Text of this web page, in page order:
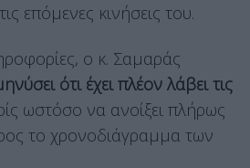
επόμενες κινήσεις του.
ο κ. Σαμαράς
ότι έχει πλέον λάβει τις
ωστόσο να ανοίξει πλήρως
το χρονοδιάγραμμα των